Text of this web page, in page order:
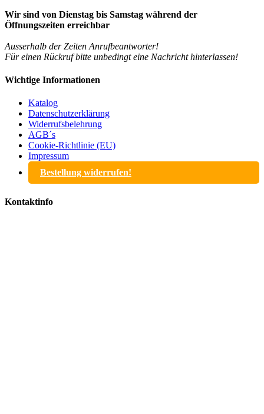
Wir sind von Dienstag bis Samstag während der
Öffnungszeiten erreichbar
Ausserhalb der Zeiten Anrufbeantworter!
Für einen Rückruf bitte unbedingt eine Nachricht hinterlassen!
Wichtige Informationen
Katalog
Datenschutzerklärung
Widerrufsbelehrung
AGB´s
Cookie-Richtlinie (EU)
Impressum
Bestellung widerrufen!
Kontaktinfo